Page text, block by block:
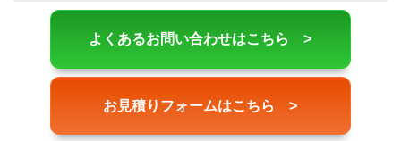
よくあるお問い合わせはこちら >
お見積りフォームはこちら >